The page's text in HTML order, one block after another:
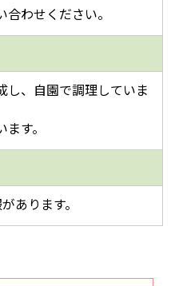
わせください。
し、自園で調理していま
す。
あります。